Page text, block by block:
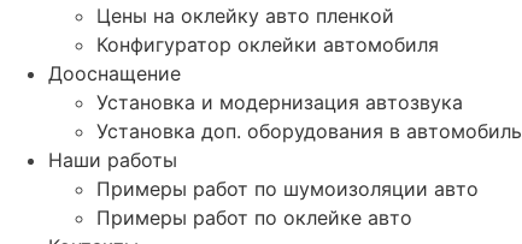
Цены на оклейку авто пленкой
Конфигуратор оклейки автомобиля
Дооснащение
Установка и модернизация автозвука
Установка доп. оборудования в автомобиль
Наши работы
Примеры работ по шумоизоляции авто
Примеры работ по оклейке авто